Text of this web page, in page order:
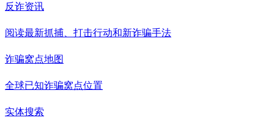
反诈资讯
阅读最新抓捕、打击行动和新诈骗手法
诈骗窝点地图
全球已知诈骗窝点位置
实体搜索